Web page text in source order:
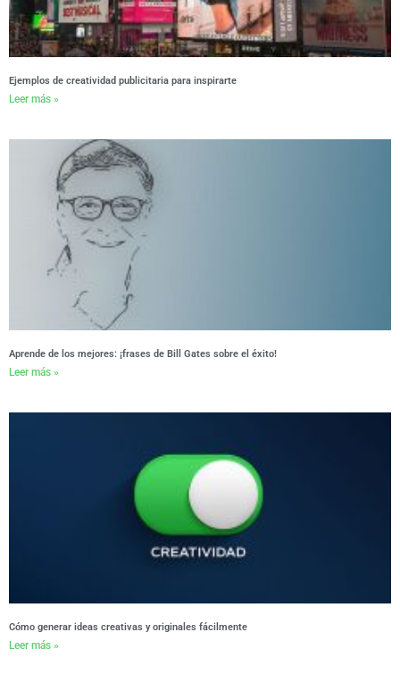
Ejemplos de creatividad publicitaria para inspirarte
Leer más »
Aprende de los mejores: ¡frases de Bill Gates sobre el éxito!
Leer más »
Cómo generar ideas creativas y originales fácilmente
Leer más »